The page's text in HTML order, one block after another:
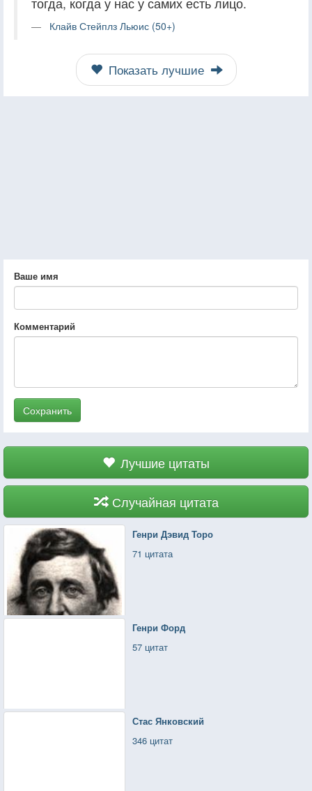
Клайв Стейплз Льюис (50+)
Показать лучшие
Ваше имя
Комментарий
Сохранить
Лучшие цитаты
Случайная цитата
Генри Дэвид Торо
71 цитата
Генри Форд
57 цитат
Стас Янковский
346 цитат